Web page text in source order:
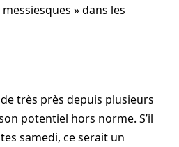
» dans les
très près depuis plusieurs
potentiel hors norme. S’il
samedi, ce serait un